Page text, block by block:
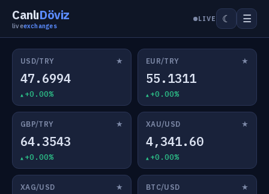
CanlıDöviz
liveexchanges
LIVE ☾ ☰
USD/TRY ★
47.6994
+0.00%
EUR/TRY ★
55.1311
+0.00%
GBP/TRY ★
64.3543
+0.00%
XAU/USD ★
4,341.60
+0.00%
XAG/USD ★ BTC/USD ★